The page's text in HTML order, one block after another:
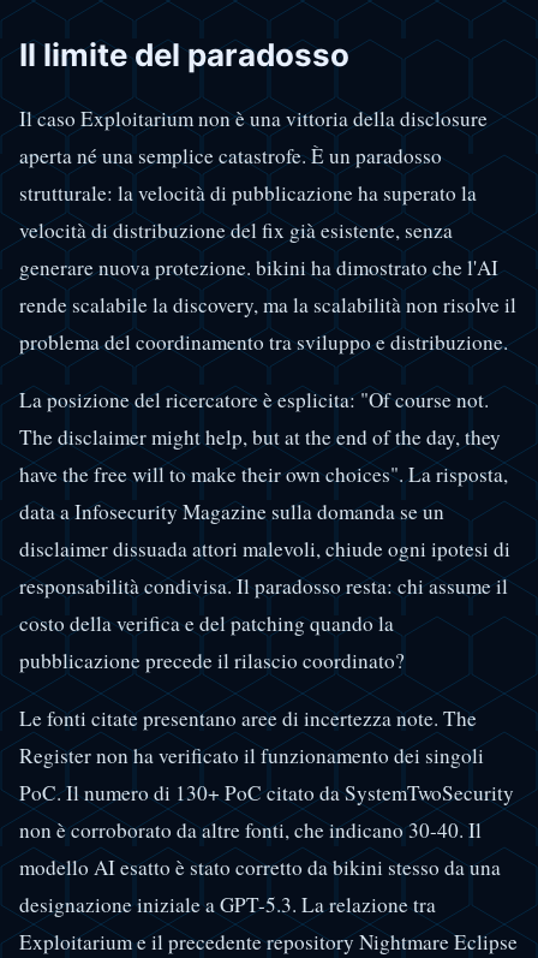
Il limite del paradosso
Il caso Exploitarium non è una vittoria della disclosure
aperta né una semplice catastrofe. È un paradosso
strutturale: la velocità di pubblicazione ha superato la
velocità di distribuzione del fix già esistente, senza
generare nuova protezione. bikini ha dimostrato che l'AI
rende scalabile la discovery, ma la scalabilità non risolve il
problema del coordinamento tra sviluppo e distribuzione.
La posizione del ricercatore è esplicita: "Of course not.
The disclaimer might help, but at the end of the day, they
have the free will to make their own choices". La risposta,
data a Infosecurity Magazine sulla domanda se un
disclaimer dissuada attori malevoli, chiude ogni ipotesi di
responsabilità condivisa. Il paradosso resta: chi assume il
costo della verifica e del patching quando la
pubblicazione precede il rilascio coordinato?
Le fonti citate presentano aree di incertezza note. The
Register non ha verificato il funzionamento dei singoli
PoC. Il numero di 130+ PoC citato da SystemTwoSecurity
non è corroborato da altre fonti, che indicano 30-40. Il
modello AI esatto è stato corretto da bikini stesso da una
designazione iniziale a GPT-5.3. La relazione tra
Exploitarium e il precedente repository Nightmare Eclipse